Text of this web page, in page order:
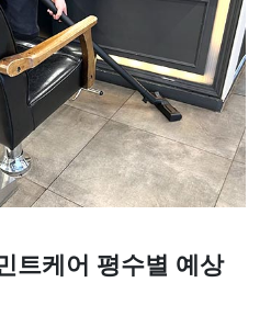
트케어 평수별 예상